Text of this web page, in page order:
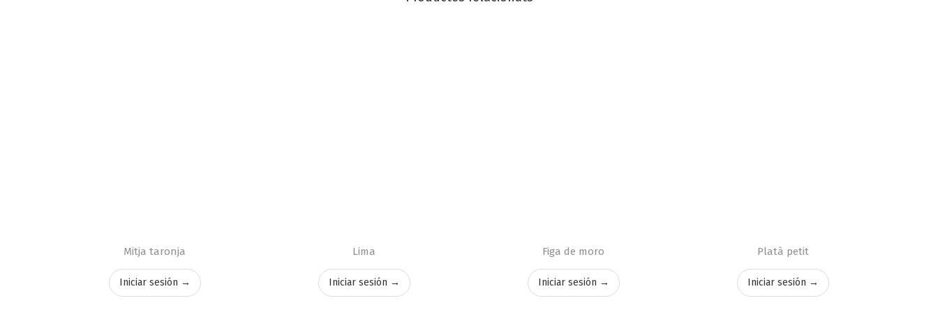
Mitja taronja
Iniciar sesión →
Lima
Iniciar sesión →
Figa de moro
Iniciar sesión →
Platà petit
Iniciar sesión →